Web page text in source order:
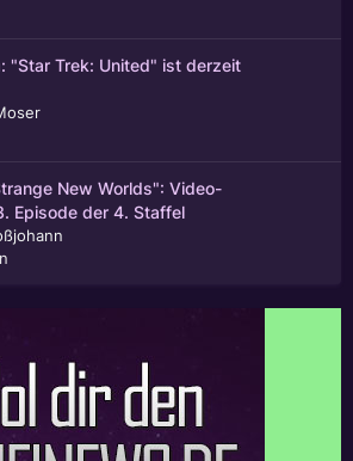
"Star Trek: United" ist derzeit
New Worlds": Video-
Episode der 4. Staffel